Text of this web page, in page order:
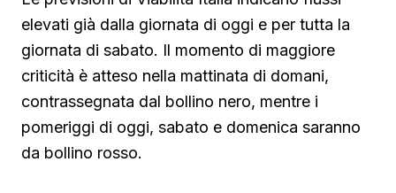
elevati già dalla giornata di oggi e per tutta la
giornata di sabato. Il momento di maggiore
criticità è atteso nella mattinata di domani,
contrassegnata dal bollino nero, mentre i
pomeriggi di oggi, sabato e domenica saranno
da bollino rosso.